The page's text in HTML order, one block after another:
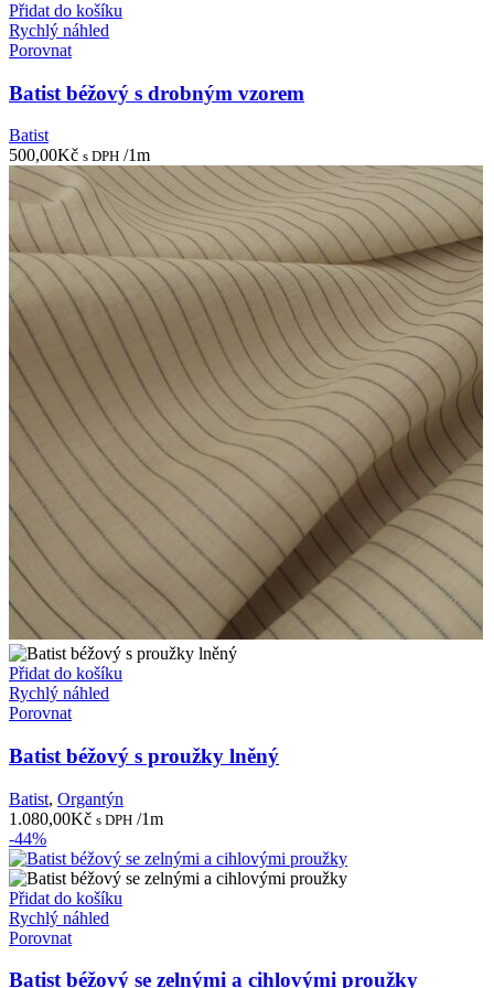
Přidat do košíku
Rychlý náhled
Porovnat
Batist béžový s drobným vzorem
Batist
500,00Kč s DPH /1m
Přidat do košíku
Rychlý náhled
Porovnat
Batist béžový s proužky lněný
Batist, Organtýn
1.080,00Kč s DPH /1m
-44%
Přidat do košíku
Rychlý náhled
Porovnat
Batist béžový se zelnými a cihlovými proužky